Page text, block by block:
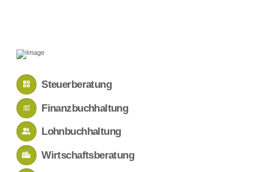
Steuerberatung
Finanzbuchhaltung
Lohnbuchhaltung
Wirtschaftsberatung